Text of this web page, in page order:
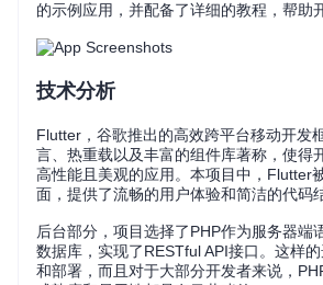
的示例应用，并配备了详细的教程，帮助
技术分析
Flutter，谷歌推出的高效跨平台移动开发
言、热重载以及丰富的组件库著称，使得
高性能且美观的应用。本项目中，Flutter
面，提供了流畅的用户体验和简洁的代码
后台部分，项目选择了PHP作为服务器端
数据库，实现了RESTful API接口。这样
和部署，而且对于大部分开发者来说，